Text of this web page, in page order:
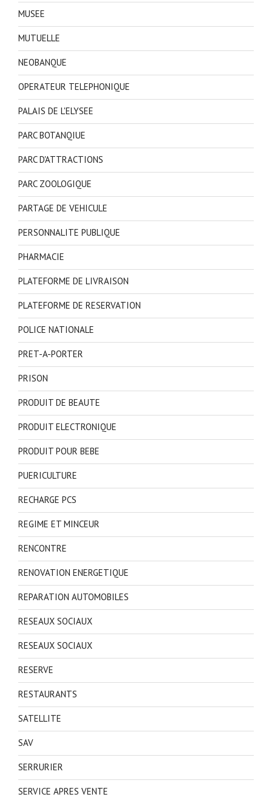
MUSEE
MUTUELLE
NEOBANQUE
OPERATEUR TELEPHONIQUE
PALAIS DE L'ELYSEE
PARC BOTANQIUE
PARC D'ATTRACTIONS
PARC ZOOLOGIQUE
PARTAGE DE VEHICULE
PERSONNALITE PUBLIQUE
PHARMACIE
PLATEFORME DE LIVRAISON
PLATEFORME DE RESERVATION
POLICE NATIONALE
PRET-A-PORTER
PRISON
PRODUIT DE BEAUTE
PRODUIT ELECTRONIQUE
PRODUIT POUR BEBE
PUERICULTURE
RECHARGE PCS
REGIME ET MINCEUR
RENCONTRE
RENOVATION ENERGETIQUE
REPARATION AUTOMOBILES
RESEAUX SOCIAUX
RESEAUX SOCIAUX
RESERVE
RESTAURANTS
SATELLITE
SAV
SERRURIER
SERVICE APRES VENTE